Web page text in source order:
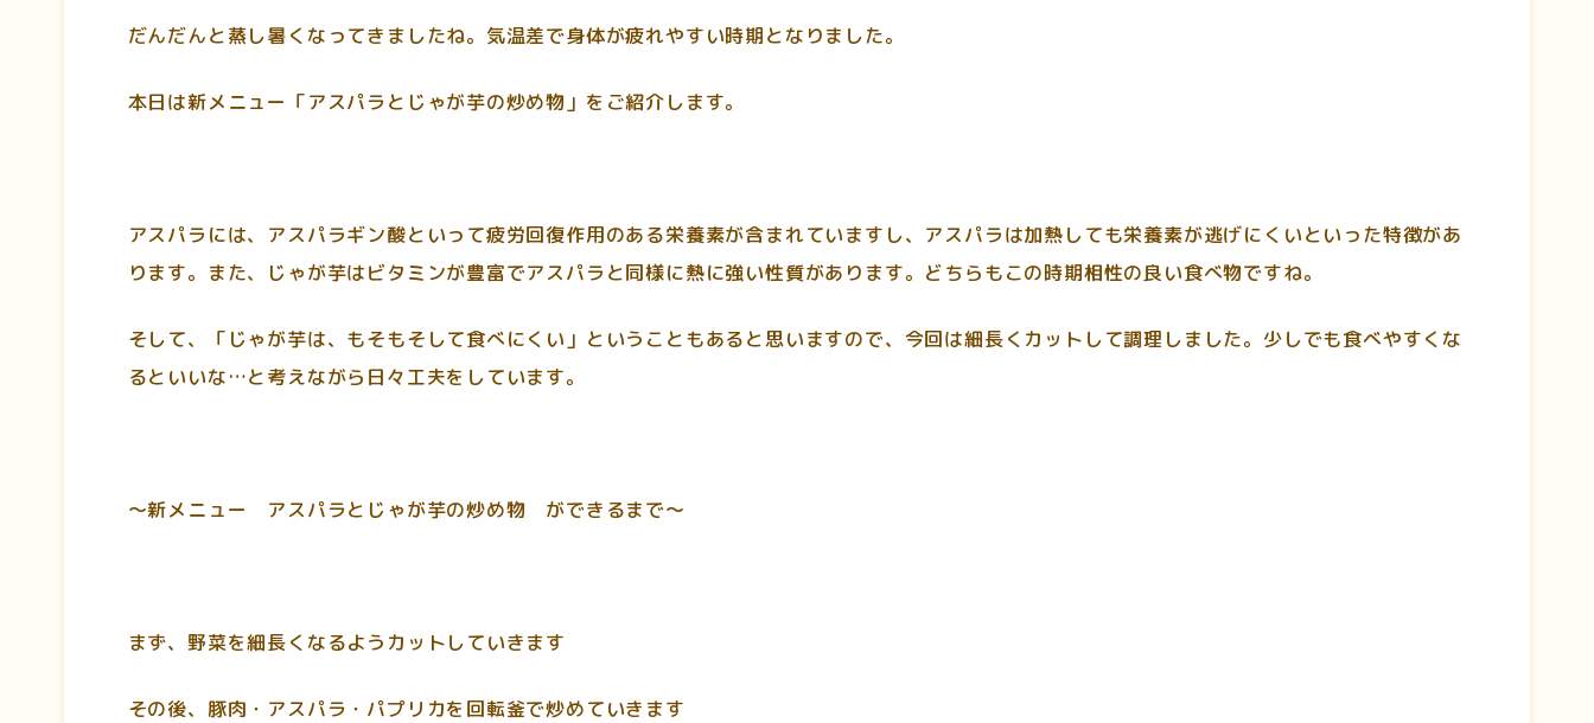
だんだんと蒸し暑くなってきましたね。気温差で身体が疲れやすい時期となりました。
本日は新メニュー「アスパラとじゃが芋の炒め物」をご紹介します。
アスパラには、アスパラギン酸といって疲労回復作用のある栄養素が含まれていますし、アスパラは加熱しても栄養素が逃げにくいといった特徴があ
ります。また、じゃが芋はビタミンが豊富でアスパラと同様に熱に強い性質があります。どちらもこの時期相性の良い食べ物ですね。
そして、「じゃが芋は、もそもそして食べにくい」ということもあると思いますので、今回は細長くカットして調理しました。少しでも食べやすくな
るといいな…と考えながら日々工夫をしています。
～新メニュー アスパラとじゃが芋の炒め物 ができるまで～
まず、野菜を細長くなるようカットしていきます
その後、豚肉・アスパラ・パプリカを回転釜で炒めていきます